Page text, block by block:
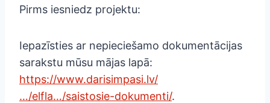
Pirms iesniedz projektu:
Iepazīsties ar nepieciešamo dokumentācijas
sarakstu mūsu mājas lapā:
https://www.darisimpasi.lv/
…/elfla…/saistosie-dokumenti/.